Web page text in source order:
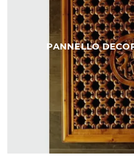
PANNELLO